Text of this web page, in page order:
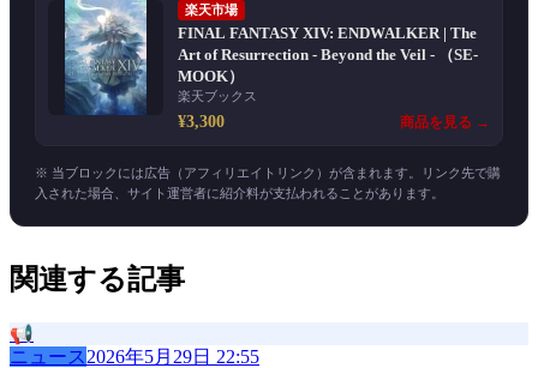
楽天市場
FINAL FANTASY XIV: ENDWALKER | The
Art of Resurrection - Beyond the Veil - （SE-
MOOK）
楽天ブックス
¥3,300 商品を見る →
※ 当ブロックには広告（アフィリエイトリンク）が含まれます。リンク先で購
入された場合、サイト運営者に紹介料が支払われることがあります。
関連する記事
📢
ニュース 2026年5月29日 22:55